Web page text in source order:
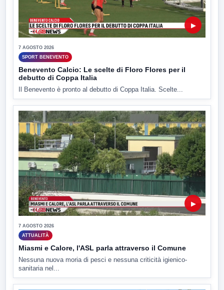
▶
7 AGOSTO 2026
SPORT BENEVENTO
Benevento Calcio: Le scelte di Floro Flores per il
debutto di Coppa Italia
Il Benevento è pronto al debutto di Coppa Italia. Scelte...
▶
7 AGOSTO 2026
ATTUALITÀ
Miasmi e Calore, l'ASL parla attraverso il Comune
Nessuna nuova moria di pesci e nessuna criticità igienico-
sanitaria nel...